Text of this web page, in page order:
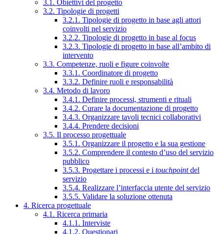
3.1. Obiettivi del progetto
3.2. Tipologie di progetti
3.2.1. Tipologie di progetto in base agli attori
coinvolti nel servizio
3.2.2. Tipologie di progetto in base al focus
3.2.3. Tipologie di progetto in base all’ambito di
intervento
3.3. Competenze, ruoli e figure coinvolte
3.3.1. Coordinatore di progetto
3.3.2. Definire ruoli e responsabilità
3.4. Metodo di lavoro
3.4.1. Definire processi, strumenti e rituali
3.4.2. Curare la documentazione di progetto
3.4.3. Organizzare tavoli tecnici collaborativi
3.4.4. Prendere decisioni
3.5. Il processo progettuale
3.5.1. Organizzare il progetto e la sua gestione
3.5.2. Comprendere il contesto d’uso del servizio
pubblico
3.5.3. Progettare i processi e i touchpointdel
servizio
3.5.4. Realizzare l’interfaccia utente del servizio
3.5.5. Validare la soluzione ottenuta
4. Ricerca progettuale
4.1. Ricerca primaria
4.1.1. Interviste
4.1.2. Questionari